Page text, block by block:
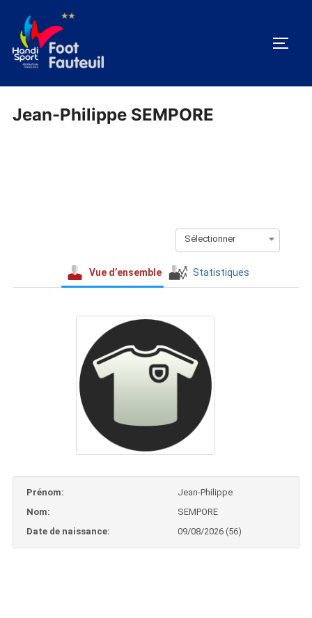
contenu
Jean-Philippe SEMPORE
Sélectionner
Vue d’ensemble Statistiques
Prénom:
Jean-Philippe
Nom:
SEMPORE
Date de naissance:
09/08/2026 (56)